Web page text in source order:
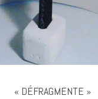
« DÉFRAGMENTE »